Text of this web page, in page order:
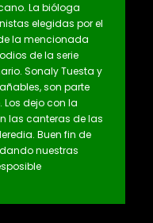
La bióloga
elegidas por el
la mencionada
de la serie
Sonaly Tuesta y
son parte
dejo con la
las canteras de las
Buen fin de
nuestras